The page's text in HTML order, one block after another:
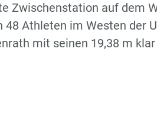
Zwischenstation auf dem
Athleten im Westen der
mit seinen 19,38 m